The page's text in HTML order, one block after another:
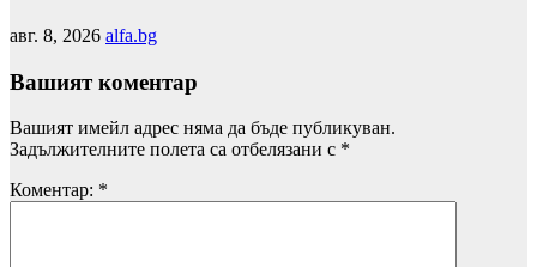
авг. 8, 2026 alfa.bg
Вашият коментар
Вашият имейл адрес няма да бъде публикуван.
Задължителните полета са отбелязани с *
Коментар: *